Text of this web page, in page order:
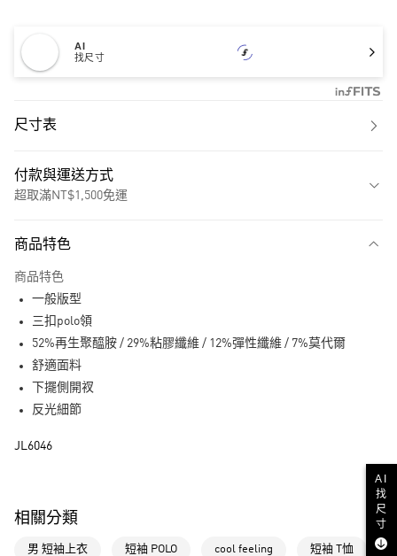
AI
找尺寸
尺寸表
付款與運送方式
超取滿NT$1,500免運
LINE Pay
每筆NT$80，滿NT$1,500(含以上)免運費
每筆NT$80，滿NT$1,500(含以上)免運費
萊爾富取貨付款
商品特色
商品特色
一般版型
三扣polo領
52%再生聚醯胺 / 29%粘膠纖維 / 12%彈性纖維 / 7%莫代爾
舒適面料
下擺側開衩
反光細節
JL6046
相關分類
男 短袖上衣 短袖 POLO cool feeling 短袖 T恤
AI
找
尺
寸